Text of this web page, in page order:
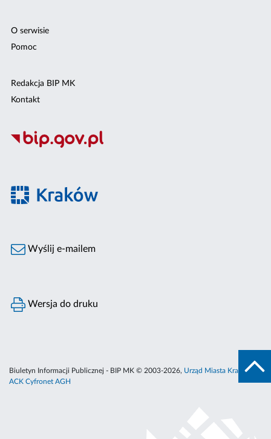
O serwisie
Pomoc
Redakcja BIP MK
Kontakt
Wyślij e-mailem
Wersja do druku
Biuletyn Informacji Publicznej - BIP MK © 2003-2026, Urząd Miasta Krakowa
ACK Cyfronet AGH